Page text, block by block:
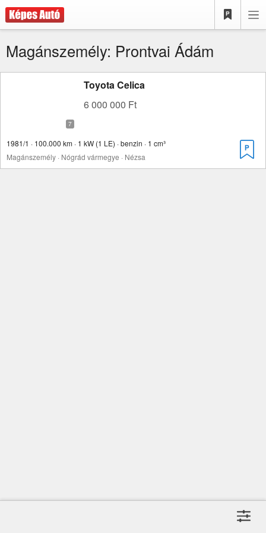
Magánszemély: Prontvai Ádám
Toyota Celica
6 000 000 Ft
1981/1 · 100.000 km · 1 kW (1 LE) · benzin · 1 cm³
Magánszemély · Nógrád vármegye · Nézsa